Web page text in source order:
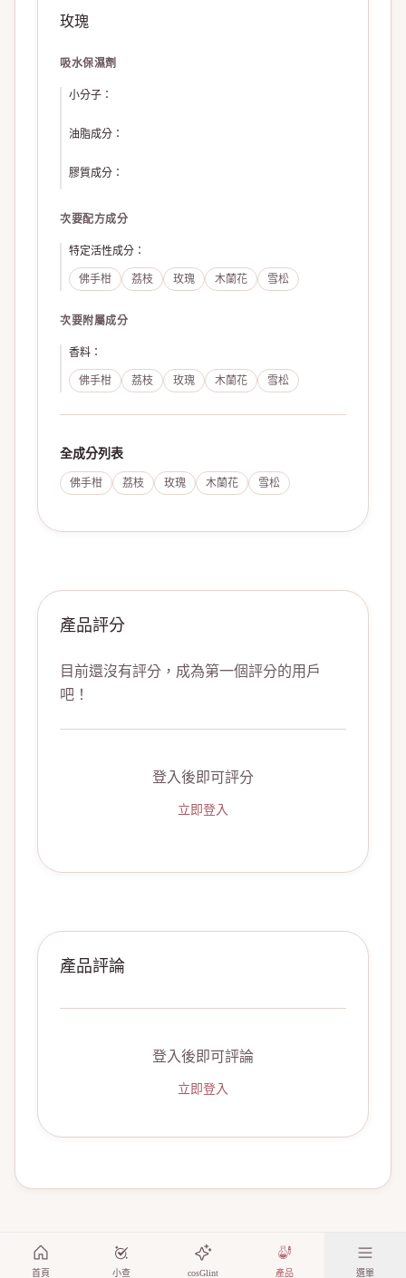
玫瑰
吸水保濕劑
小分子 ：
油脂成分 ：
膠質成分 ：
次要配方成分
特定活性成分 ：
佛手柑 荔枝 玫瑰 木蘭花 雪松
次要附屬成分
香料 ：
佛手柑 荔枝 玫瑰 木蘭花 雪松
全成分列表
佛手柑 荔枝 玫瑰 木蘭花 雪松
產品評分
目前還沒有評分，成為第一個評分的用戶
吧！
登入後即可評分
立即登入
產品評論
登入後即可評論
立即登入
首頁 小查 cosGlint 產品 選單